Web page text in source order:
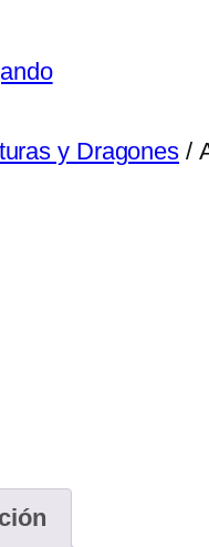
y Dragones /